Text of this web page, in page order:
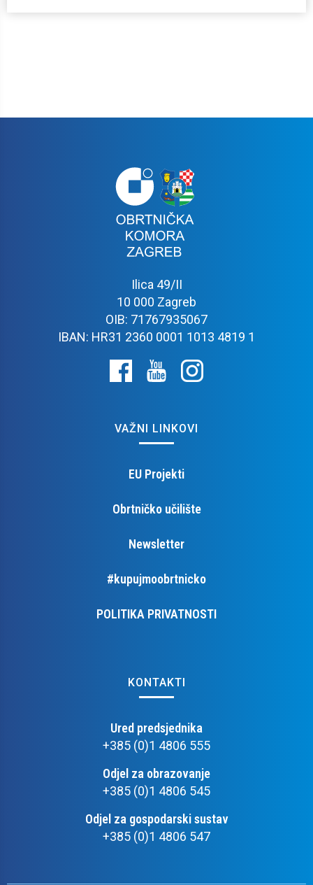
Ilica 49/II
10 000 Zagreb
OIB: 71767935067
IBAN: HR31 2360 0001 1013 4819 1
VAŽNI LINKOVI
EU Projekti
Obrtničko učilište
Newsletter
#kupujmoobrtnicko
POLITIKA PRIVATNOSTI
KONTAKTI
Ured predsjednika
+385 (0)1 4806 555
Odjel za obrazovanje
+385 (0)1 4806 545
Odjel za gospodarski sustav
+385 (0)1 4806 547